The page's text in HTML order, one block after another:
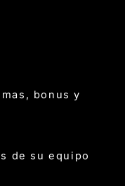
bonus y
de su equipo